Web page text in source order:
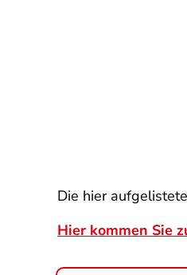
Die hier
Hier kommen Sie